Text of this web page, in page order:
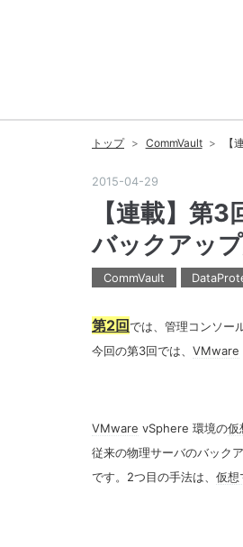
トップ > CommVault > 【
2015-04-29
【連載】第
バックアッ
CommVault
第2回では、管理コンソー
今回の第3回では、 VMware
VMware vSphere 環境の仮
従来の物理サーバのバック
です。2つ目の手法は、 仮想